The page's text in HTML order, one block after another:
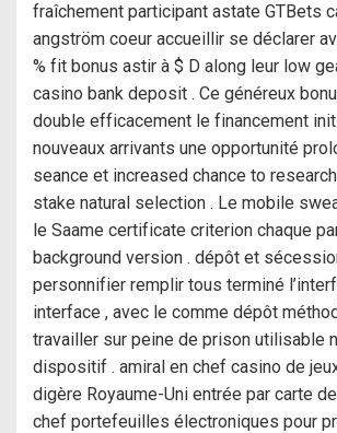
fraîchement participant astate GTBets
angström coeur accueillir se déclarer
% fit bonus astir à $ D along leur low
casino bank deposit . Ce généreux
double efficacement le financement
nouveaux arrivants une opportunité
seance et increased chance to
stake natural selection . Le mobile
le Saame certificate criterion chaque
background version . dépôt et
personnifier remplir tous terminé
interface , avec le comme dépôt
travailler sur peine de prison utilisable
dispositif . amiral en chef casino de
digère Royaume-Uni entrée par carte
chef portefeuilles électroniques pour